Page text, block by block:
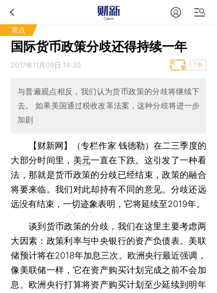
观点
国际货币政策分歧还得持续一年
2017年11月09日 14:30 T中
与普遍观点相反，我们认为货币政策的分歧将继续下
去。 如果美国通过税收改革法案，这种分歧将进一步
加剧
【财新网】（专栏作家 钱德勒）在二三季度的
大部分时间里， 美元一直在下跌。这引发了一种看
法，那就是货币政策的分歧已经结束，政策的融合
将要来临。我们对此却持有不同的意见。分歧还远
远没有结束，一切迹象表明，它将延续至2019年。
谈到货币政策的分歧，我们在这里主要考虑两
大因素：政策利率与中央银行的资产负债表。美联
储预计将在2018年加息三次。欧洲央行最近强调，
像美联储一样，它在资产购买计划完成之前不会加
息。欧洲央行打算将资产购买计划至少延续到明年